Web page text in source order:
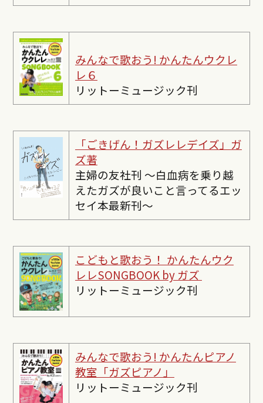
みんなで歌おう! かんたんウクレ
レ６
リットーミュージック刊
「ごきげん！ガズレレデイズ」ガ
ズ著
主婦の友社刊 〜白血病を乗り越
えたガズが良いこと言ってるエッ
セイ本最新刊〜
こどもと歌おう！ かんたんウク
レレSONGBOOK by ガズ
リットーミュージック刊
みんなで歌おう! かんたんピアノ
教室「ガズピアノ」
リットーミュージック刊